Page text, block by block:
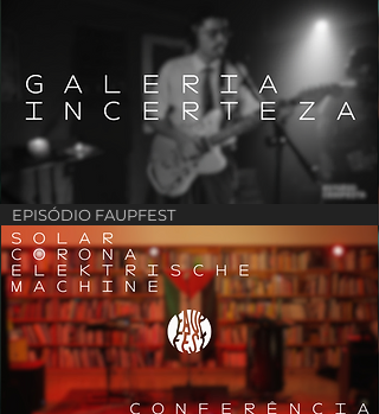
EPISÓDIO FAUPFEST